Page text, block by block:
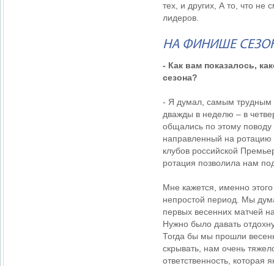
тех, и других, А то, что не
лидеров.
НА ФИНИШЕ
- Как вам показалось,
сезона?
- Я думал, самым трудным
дважды в неделю – в
общались по этому
направленный на ротацию
клубов российской
ротация позволила нам
Мне кажется, именно
непростой период. Мы
первых весенних матчей
Нужно было давать
Тогда бы мы прошли
скрывать, нам очень
ответственность, которая